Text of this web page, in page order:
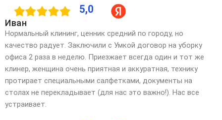
5,0
Иван
Нормальный клининг, ценник средний по городу, но
качество радует. Заключили с Умкой договор на уборку
офиса 2 раза в неделю. Приезжает всегда один и тот же
клинер, женщина очень приятная и аккуратная, технику
протирает специальными салфетками, документы на
столах не перекладывает (для нас это важно!). Нас все
устраивает.